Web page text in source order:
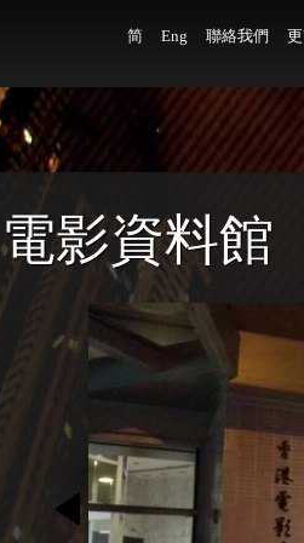
简 Eng 聯絡我們
電影資料館